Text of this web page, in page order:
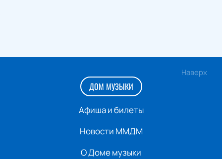
Наверх
ДОМ МУЗЫКИ
Афиша и билеты
Новости ММДМ
О Доме музыки